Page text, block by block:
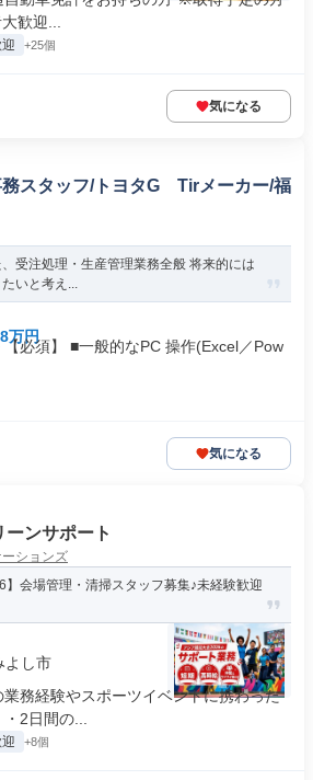
歓迎...
+25個
気になる
務スタッフ/トヨタG Tirメーカー/福
受注処理・生産管理業務全般 将来的には
いと考え...
万円
必須】 ■一般的なPC 操作(Excel／Pow
気になる
ンサポート
ションズ
】会場管理・清掃スタッフ募集♪未経験歓迎
よし市
務経験やスポーツイベントに携わった
2日間の...
+8個